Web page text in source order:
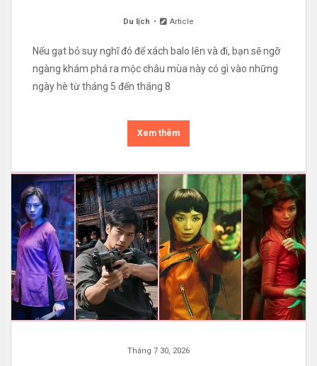
Du lịch Article
Nếu gạt bỏ suy nghĩ đó để xách balo lên và đi, bạn sẽ ngỡ
ngàng khám phá ra mộc châu mùa này có gì vào những
ngày hè từ tháng 5 đến tháng 8
Xem thêm
Tháng 7 30, 2026